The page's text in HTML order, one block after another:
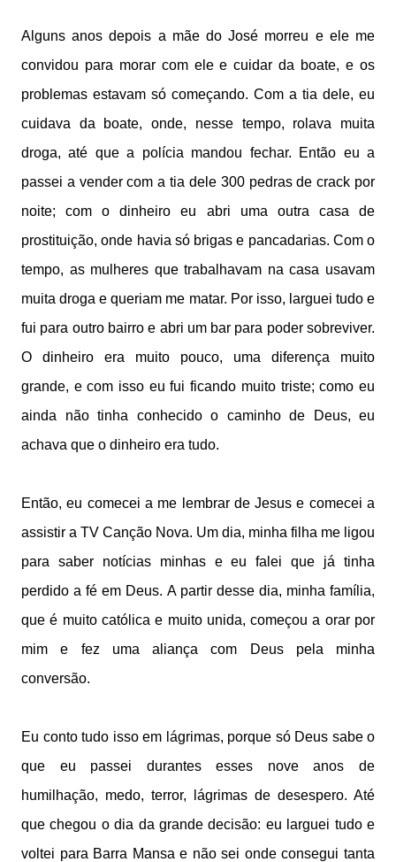
Alguns anos depois a mãe do José morreu e ele me
convidou para morar com ele e cuidar da boate, e os
problemas estavam só começando. Com a tia dele, eu
cuidava da boate, onde, nesse tempo, rolava muita
droga, até que a polícia mandou fechar. Então eu a
passei a vender com a tia dele 300 pedras de crack por
noite; com o dinheiro eu abri uma outra casa de
prostituição, onde havia só brigas e pancadarias. Com o
tempo, as mulheres que trabalhavam na casa usavam
muita droga e queriam me matar. Por isso, larguei tudo e
fui para outro bairro e abri um bar para poder sobreviver.
O dinheiro era muito pouco, uma diferença muito
grande, e com isso eu fui ficando muito triste; como eu
ainda não tinha conhecido o caminho de Deus, eu
achava que o dinheiro era tudo.
Então, eu comecei a me lembrar de Jesus e comecei a
assistir a TV Canção Nova. Um dia, minha filha me ligou
para saber notícias minhas e eu falei que já tinha
perdido a fé em Deus. A partir desse dia, minha família,
que é muito católica e muito unida, começou a orar por
mim e fez uma aliança com Deus pela minha
conversão.
Eu conto tudo isso em lágrimas, porque só Deus sabe o
que eu passei durantes esses nove anos de
humilhação, medo, terror, lágrimas de desespero. Até
que chegou o dia da grande decisão: eu larguei tudo e
voltei para Barra Mansa e não sei onde consegui tanta